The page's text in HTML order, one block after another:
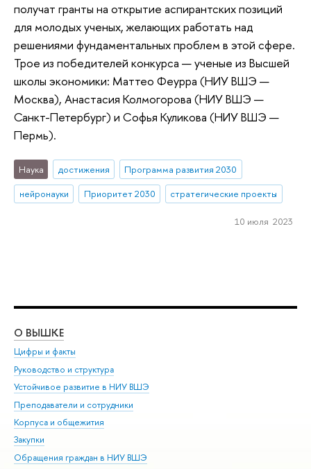
получат гранты на открытие аспирантских позиций
для молодых ученых, желающих работать над
решениями фундаментальных проблем в этой сфере.
Трое из победителей конкурса — ученые из Высшей
школы экономики: Маттео Феурра (НИУ ВШЭ —
Москва), Анастасия Колмогорова (НИУ ВШЭ —
Санкт-Петербург) и Софья Куликова (НИУ ВШЭ —
Пермь).
Наука достижения
Программа развития 2030
нейронауки
Приоритет 2030 стратегические проекты
10 июля 2023
О ВЫШКЕ
Цифры и факты
Руководство и структура
Устойчивое развитие в НИУ ВШЭ
Преподаватели и сотрудники
Корпуса и общежития
Закупки
Обращения граждан в НИУ ВШЭ